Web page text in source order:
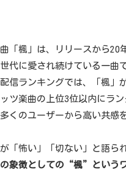
「楓」は、リリースから20
代に愛され続けている一曲
信ランキングでは、「楓」
ツ楽曲の上位3位以内にラン
くのユーザーから高い共感
「怖い」「切ない」と語ら
象徴としての“楓”という